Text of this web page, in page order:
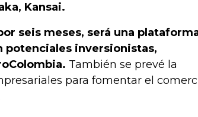
Kansai.
seis meses, será una
potenciales inversionistas,
También se prevé la
para fomentar el